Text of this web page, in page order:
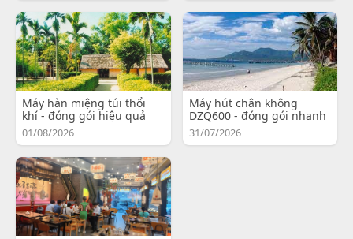
Máy hàn miệng túi thổi
khí - đóng gói hiệu quả
01/08/2026
Máy hút chân không
DZQ600 - đóng gói nhanh
31/07/2026